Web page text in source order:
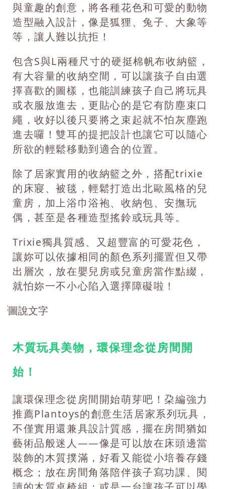
與童趣的創意，將各種花色和可愛的動物
造型融入設計，像是狐狸、兔子、大象等
等，讓人難以抗拒！
包含S與L兩種尺寸的硬挺棉帆布收納籃，
有大容量的收納空間，可以讓孩子自由選
擇喜歡的圖樣，也能訓練孩子自己將玩具
或衣服放進去，更貼心的是它有防塵束口
繩，收好以後只要將之束起就不怕灰塵跑
進去囉！雙耳的提把設計也讓它可以隨心
所欲的輕鬆移動到適合的位置。
除了居家實用的收納籃之外，搭配trixie
的床寢、被毯，輕鬆打造出北歐風格的兒
童房，加上浴巾浴袍、收納包、安撫玩
偶，甚至是各種造型搖鈴或玩具等。
Trixie獨具質感、又超豐富的可愛花色，
讓妳可以依據相同的顏色系列擺置但又帶
出層次，放在嬰兒房或兒童房當作點綴，
就怕妳一不小心陷入選擇障礙啦！
木質玩具美物，環保理念從房間開
始！
讓環保理念從房間開始萌芽吧！朶編強力
推薦Plantoys的創意生活居家系列玩具，
不僅實用還兼具設計質感，擺在房間猶如
藝術品般迷人——像是可以放在床頭邊當
裝飾的木質撲滿，好看又能從小培養存錢
概念；放在房間角落陪伴孩子寫功課、閱